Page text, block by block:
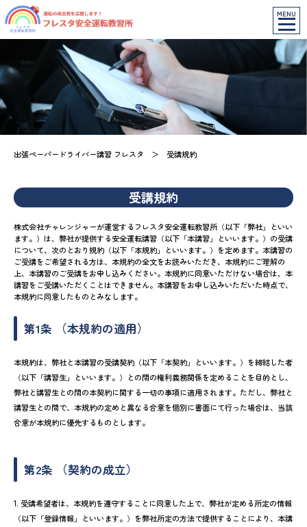
MENU
出張ペーパードライバー講習 フレスタ ＞ 受講規約
受講規約
株式会社チャレンジャーが運営するフレスタ安全運転教習所（以下「弊社」といい
ます。）は、弊社が提供する安全運転講習（以下「本講習」といいます。）の受講
について、次のとおり規約（以下「本規約」といいます。）を定めます。本講習の
ご受講をご希望される方は、本規約の全文をお読みいただき、本規約にご理解の
上、本講習のご受講をお申し込みください。本規約に同意いただけない場合は、本
講習をご受講いただくことはできません。本講習をお申し込みいただいた時点で、
本規約に同意したものとみなします。
第1条 （本規約の適用）
本規約は、弊社と本講習の受講契約（以下「本契約」といいます。）を締結した者
（以下「講習生」といいます。）との間の権利義務関係を定めることを目的とし、
弊社と講習生との間の本契約に関する一切の事項に適用されます。ただし、弊社と
講習生との間で、本規約の定めと異なる合意を個別に書面にて行った場合は、当該
合意が本規約に優先するものとします。
第2条 （契約の成立）
1. 受講希望者は、本規約を遵守することに同意した上で、弊社が定める所定の情報
（以下「登録情報」といいます。）を弊社所定の方法で提供することにより、本講